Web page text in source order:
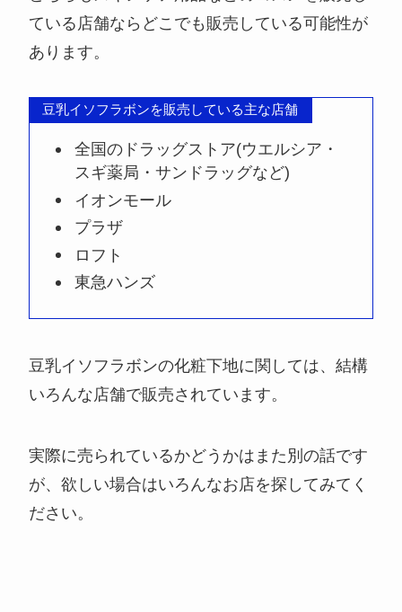
ている店舗ならどこでも販売している可能性が
あります。
豆乳イソフラボンを販売している主な店舗
全国のドラッグストア(ウエルシア・
スギ薬局・サンドラッグなど)
イオンモール
プラザ
ロフト
東急ハンズ
豆乳イソフラボンの化粧下地に関しては、結構
いろんな店舗で販売されています。
実際に売られているかどうかはまた別の話です
が、欲しい場合はいろんなお店を探してみてく
ださい。